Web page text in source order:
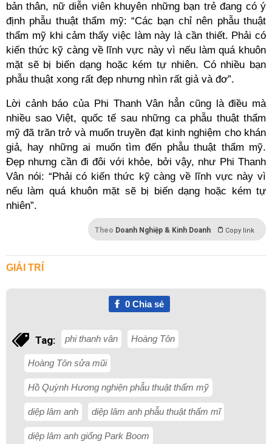
bản thân, nữ diễn viên khuyên những bạn trẻ đang có ý
định phẫu thuật thẩm mỹ: “Các bạn chỉ nên phẫu thuật
thẩm mỹ khi cảm thấy việc làm này là cần thiết. Phải có
kiến thức kỹ càng về lĩnh vực này vì nếu làm quá khuôn
mặt sẽ bị biến dạng hoặc kém tự nhiên. Có nhiều bạn
phẫu thuật xong rất đẹp nhưng nhìn rất giả và đơ”.
Lời cảnh báo của Phi Thanh Vân hẳn cũng là điều mà
nhiều sao Việt, quốc tế sau những ca phẫu thuật thẩm
mỹ đã trăn trở và muốn truyền đạt kinh nghiệm cho khán
giả, hay những ai muốn tìm đến phẫu thuật thẩm mỹ.
Đẹp nhưng cần đi đôi với khỏe, bởi vậy, như Phi Thanh
Vân nói: “Phải có kiến thức kỹ càng về lĩnh vực này vì
nếu làm quá khuôn mặt sẽ bị biến dạng hoặc kém tự
nhiên”.
Theo Doanh Nghiệp & Kinh Doanh Copy link
GIẢI TRÍ
0Chia sẻ
Tag: phi thanh vân Hoàng Tôn
Hoàng Tôn sửa mũi
Hồ Quỳnh Hương nghiện phẫu thuật thẩm mỹ
diệp lâm anh diệp lâm anh phẫu thuật thẩm mĩ
diệp lâm anh giống Park Boom